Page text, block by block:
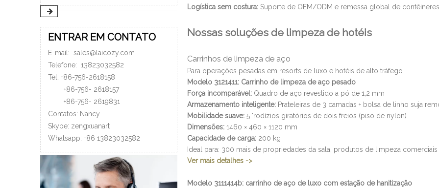
ENTRAR EM CONTATO
E-mail: sales@laicozy.com
Telefone: 13823032582
Tel: +86-756-2618158
+86-756- 2618157
+86-756- 2619831
Contatos: Nancy
Skype: zengxuanart
Whatsapp: +86 13823032582
Logística sem costura: Suporte de OEM/ODM e remessa global de contêineres.
Nossas soluções de limpeza de hotéis
Carrinhos de limpeza de aço
Para operações pesadas em resorts de luxo e hotéis de alto tráfego
Modelo 3121411: Carrinho de limpeza de aço pesado
Força incomparável: Quadro de aço revestido a pó de 1,2 mm
Armazenamento inteligente: Prateleiras de 3 camadas + bolsa de linho suja
Mobilidade suave: 5 'rodízios giratórios de dois freios (piso de nylon)
Dimensões: 1460 × 460 × 1120 mm
Capacidade de carga: 200 kg
Ideal para: 300 mais de propriedades da sala, produtos de limpeza comerciais
Ver mais detalhes ->
Modelo 3111414b: carrinho de aço de luxo com estação de hanitização